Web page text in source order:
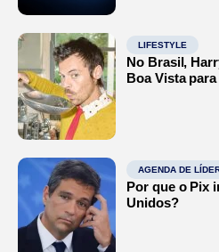
LIFESTYLE
No Brasil,
Boa Vista
AGENDA DE
Por que o Pix
Unidos?